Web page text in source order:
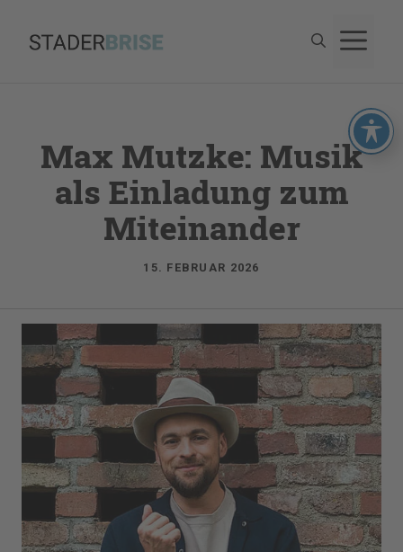
Inhalt
Max Mutzke: Musik
als Einladung zum
Miteinander
15. FEBRUAR 2026